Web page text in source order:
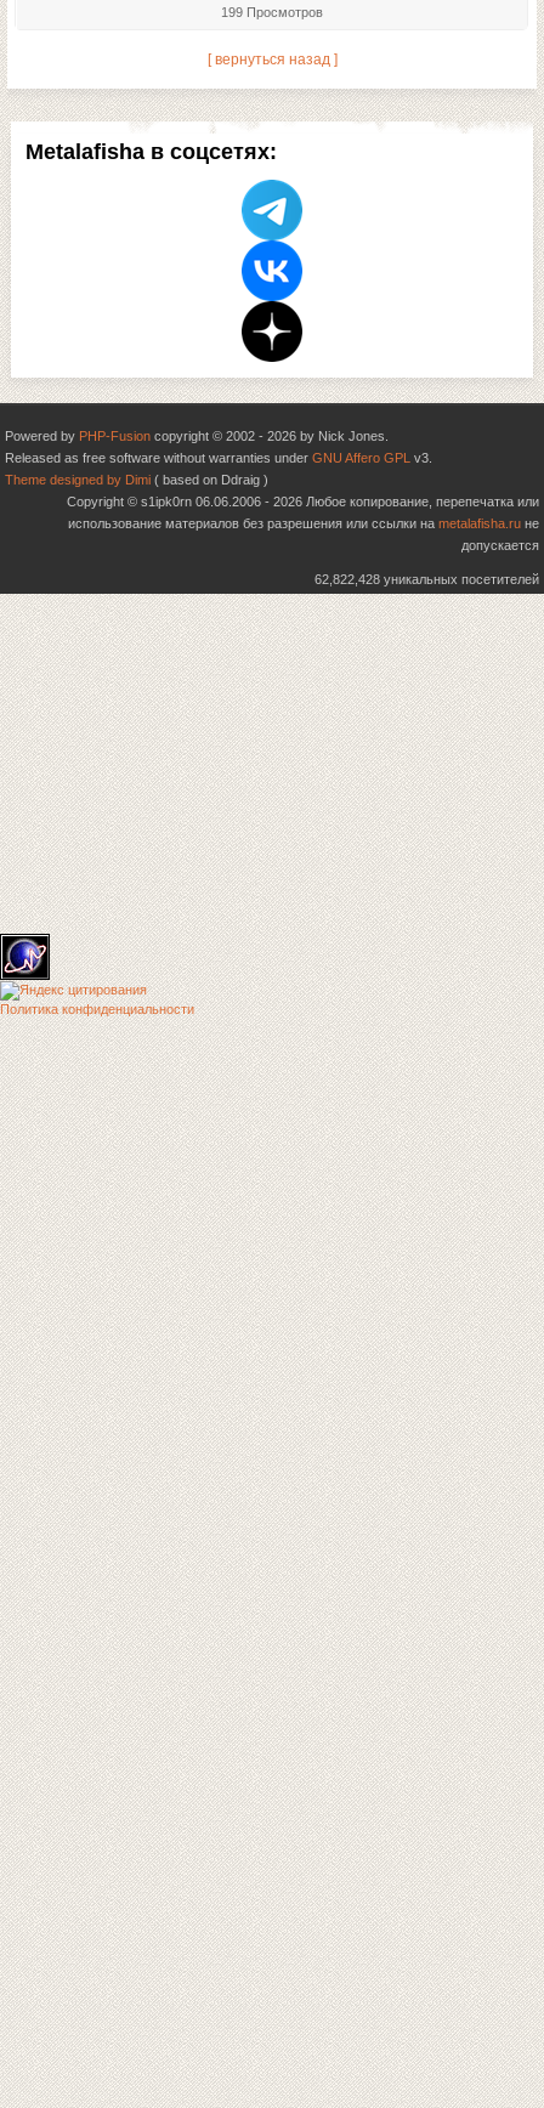
Metalafisha в соцсетях:
199 Просмотров
[ вернуться назад ]
Powered by PHP-Fusion copyright © 2002 - 2026 by Nick Jones.
Released as free software without warranties under GNU Affero GPL v3.
Theme designed by Dimi ( based on Ddraig )
Copyright © s1ipk0rn 06.06.2006 - 2026 Любое копирование, перепечатка или
использование материалов без разрешения или ссылки на metalafisha.ru не
допускается
62,822,428 уникальных посетителей
Политика конфиденциальности